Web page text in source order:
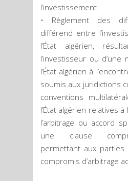
l’investissement.
• Règlement des
différend entre
l’État algérien,
l’investisseur ou
l’État algérien à
soumis aux juridictions
conventions
l’État algérien relatives
l’arbitrage ou accord
une clause
permettant aux parties
compromis d’arbitrage